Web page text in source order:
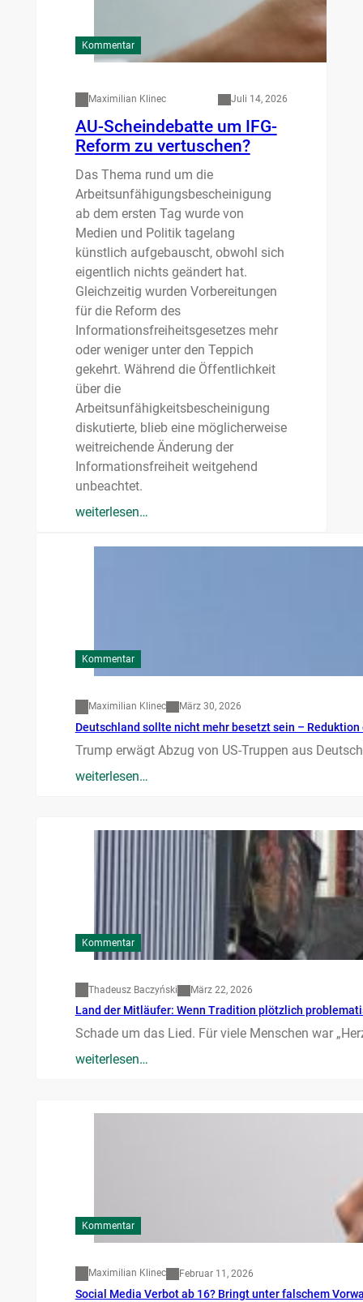
Kommentar
Maximilian Klinec Juli 14, 2026
AU-Scheindebatte um IFG-
Reform zu vertuschen?
Das Thema rund um die
Arbeitsunfähigungsbescheinigung
ab dem ersten Tag wurde von
Medien und Politik tagelang
künstlich aufgebauscht, obwohl sich
eigentlich nichts geändert hat.
Gleichzeitig wurden Vorbereitungen
für die Reform des
Informationsfreiheitsgesetzes mehr
oder weniger unter den Teppich
gekehrt. Während die Öffentlichkeit
über die
Arbeitsunfähigkeitsbescheinigung
diskutierte, blieb eine möglicherweise
weitreichende Änderung der
Informationsfreiheit weitgehend
unbeachtet.
weiterlesen…
Kommentar
Maximilian Klinec März 30, 2026
Deutschland sollte nicht mehr besetzt sein –
Trump erwägt Abzug von US-Truppen aus
weiterlesen…
Kommentar
Thadeusz Baczyński März 22, 2026
Land der Mitläufer: Wenn Tradition plötzlich
Schade um das Lied. Für viele Menschen war
weiterlesen…
Kommentar
Maximilian Klinec Februar 11, 2026
Social Media Verbot ab 16? Bringt unter falschem